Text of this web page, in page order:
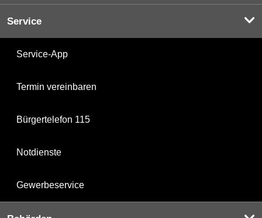
Service
Service-App
Termin vereinbaren
Bürgertelefon 115
Notdienste
Gewerbeservice